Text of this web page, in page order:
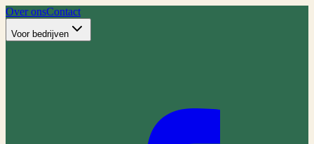
Over onsContact
Voor bedrijven